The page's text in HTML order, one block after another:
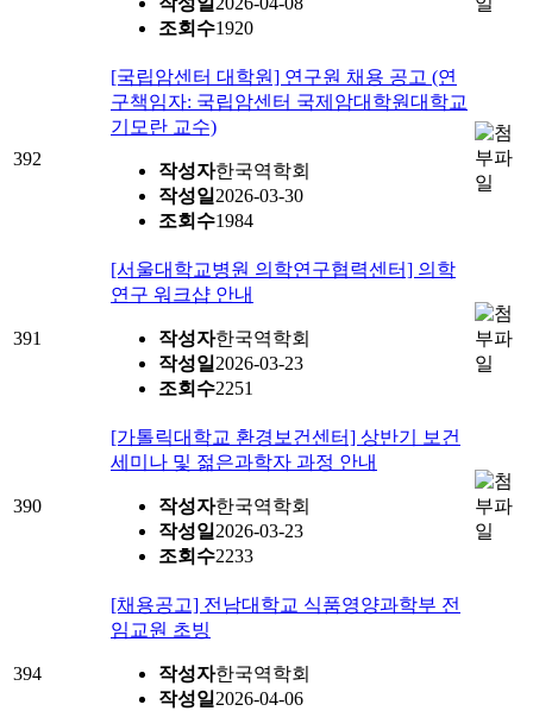
조회수1920
392
[국립암센터 대학원] 연구원 채용 공고 (연
구책임자: 국립암센터 국제암대학원대학교
기모란 교수)
작성자한국역학회
작성일 2026-03-30
조회수1984
391
[서울대학교병원 의학연구협력센터] 의학
연구 워크샵 안내
작성자한국역학회
작성일 2026-03-23
조회수2251
390
[가톨릭대학교 환경보건센터] 상반기 보건
세미나 및 젊은과학자 과정 안내
작성자한국역학회
작성일 2026-03-23
조회수2233
394
[채용공고] 전남대학교 식품영양과학부 전
임교원 초빙
작성자한국역학회
작성일 2026-04-06